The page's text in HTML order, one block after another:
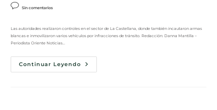
Sin comentarios
Las autoridades realizaron controles en el sector de La Castellana, donde también incautaron armas
blancas e inmovilizaron varios vehículos por infracciones de tránsito. Redacción: Danna Mantilla –
Periodista Oriente Noticias…
Continuar Leyendo